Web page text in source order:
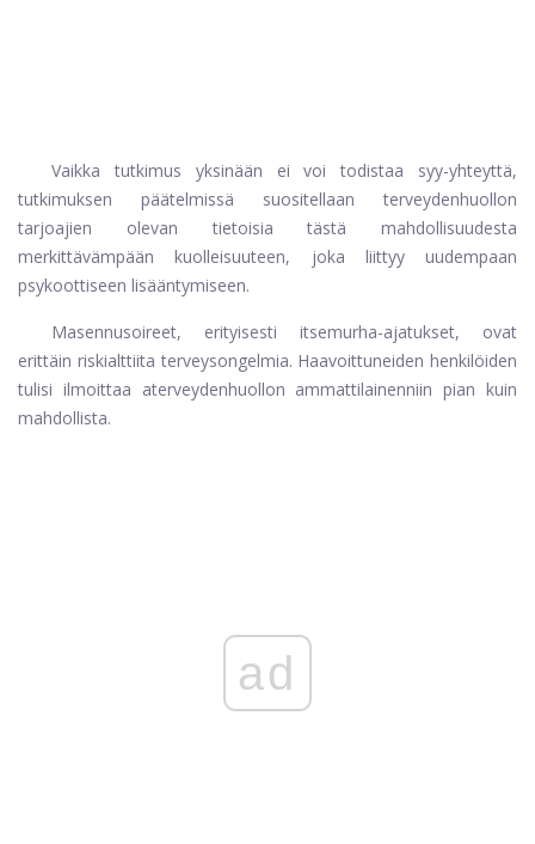
Vaikka tutkimus yksinään ei voi todistaa syy-yhteyttä,
tutkimuksen päätelmissä suositellaan terveydenhuollon
tarjoajien olevan tietoisia tästä mahdollisuudesta
merkittävämpään kuolleisuuteen, joka liittyy uudempaan
psykoottiseen lisääntymiseen.
Masennusoireet, erityisesti itsemurha-ajatukset, ovat
erittäin riskialttiita terveysongelmia. Haavoittuneiden henkilöiden
tulisi ilmoittaa aterveydenhuollon ammattilainenniin pian kuin
mahdollista.
ad